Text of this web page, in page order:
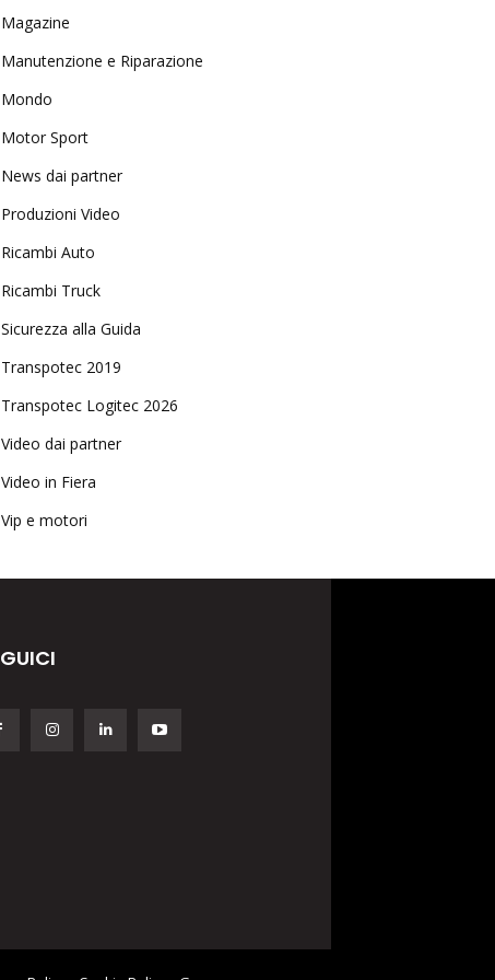
Magazine
Manutenzione e Riparazione
Mondo
Motor Sport
News dai partner
Produzioni Video
Ricambi Auto
Ricambi Truck
Sicurezza alla Guida
Transpotec 2019
Transpotec Logitec 2026
Video dai partner
Video in Fiera
Vip e motori